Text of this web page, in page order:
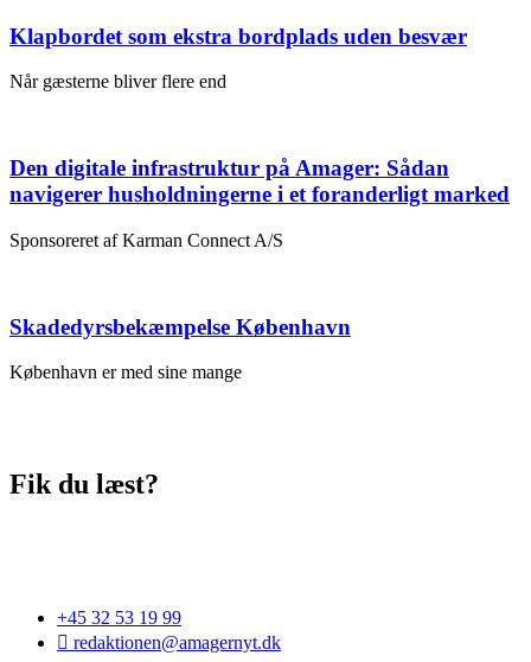
Klapbordet som ekstra bordplads uden besvær
Når gæsterne bliver flere end
Den digitale infrastruktur på Amager: Sådan
navigerer husholdningerne i et foranderligt marked
Sponsoreret af Karman Connect A/S
Skadedyrsbekæmpelse København
København er med sine mange
Fik du læst?
+45 32 53 19 99
redaktionen@amagernyt.dk